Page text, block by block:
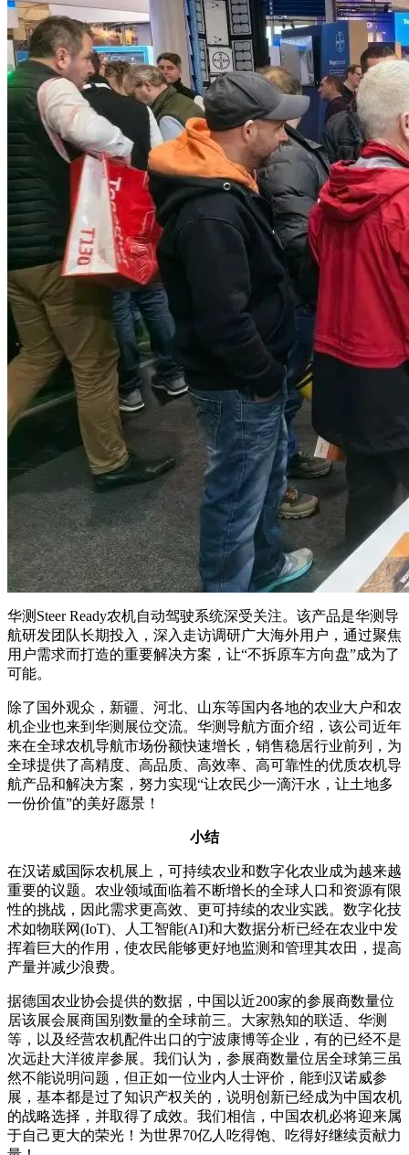
华测 Steer Ready农机自动驾驶系统深受关注。该产品是华测导
航研发团队长期投入，深入走访调研广大海外用户，通过聚焦
用户需求而打造的重要解决方案，让“不拆原车方向盘”成为了
可能。
除了国外观众，新疆、河北、山东等国内各地的农业大户和农
机企业也来到华测展位交流。华测导航方面介绍，该公司近年
来在全球农机导航市场份额快速增长，销售稳居行业前列，为
全球提供了高精度、高品质、高效率、高可靠性的优质农机导
航产品和解决方案，努力实现“让农民少一滴汗水，让土地多
一份价值”的美好愿景！
小结
在汉诺威国际农机展上，可持续农业和数字化农业成为越来越
重要的议题。农业领域面临着不断增长的全球人口和资源有限
性的挑战，因此需求更高效、更可持续的农业实践。数字化技
术如物联网(IoT) 、人工智能(AI)和大数据分析已经在农业中发
挥着巨大的作用，使农民能够更好地监测和管理其农田，提高
产量并减少浪费。
据德国农业协会提供的数据，中国以近200家的参展商数量位
居该展会展商国别数量的全球前三。大家熟知的联适、华测
等，以及经营农机配件出口的宁波康博等企业，有的已经不是
次远赴大洋彼岸参展。我们认为，参展商数量位居全球第三虽
然不能说明问题，但正如一位业内人士评价，能到汉诺威参
展，基本都是过了知识产权关的，说明创新已经成为中国农机
的战略选择，并取得了成效。我们相信，中国农机必将迎来属
于自己更大的荣光！为世界70亿人吃得饱、吃得好继续贡献力